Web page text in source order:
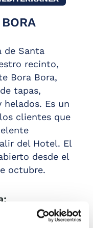
de Santa
recinto,
Bora Bora,
tapas,
helados. Es un
clientes que
del Hotel. El
desde el
octubre.
de
y mesas al
libre con